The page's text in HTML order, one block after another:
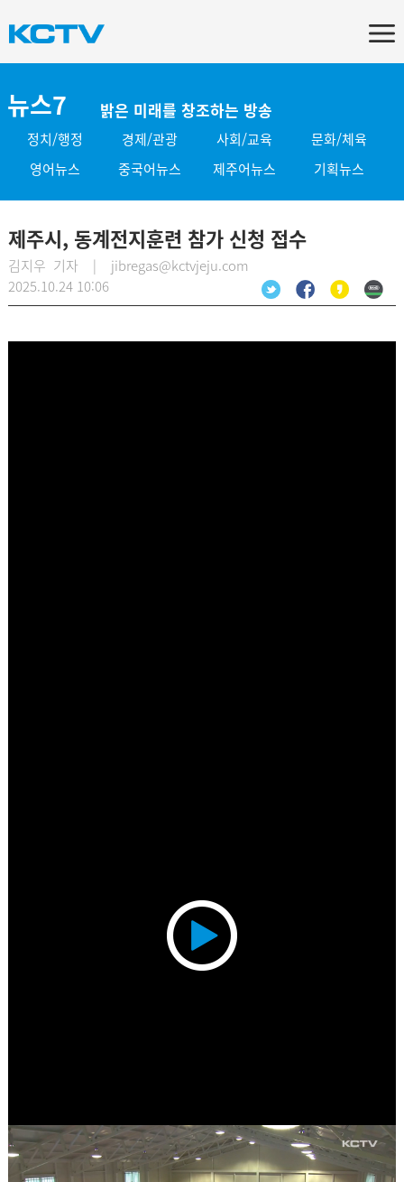
뉴스7 밝은 미래를 창조하는 방송
정치/행정 경제/관광 사회/교육
문화/체육
영어뉴스
중국어뉴스 제주어뉴스 기획뉴스
제주시, 동계전지훈련 참가 신청 접수
김지우 기자 | jibregas@kctvjeju.com
2025.10.24 10:06
Play